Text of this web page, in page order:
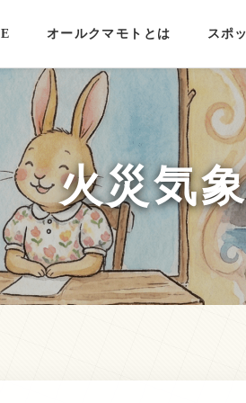
オールクマモトとは スポ
火災気